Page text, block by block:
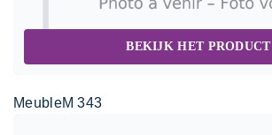
BEKIJK HET PRODUCT
MeubleM 343